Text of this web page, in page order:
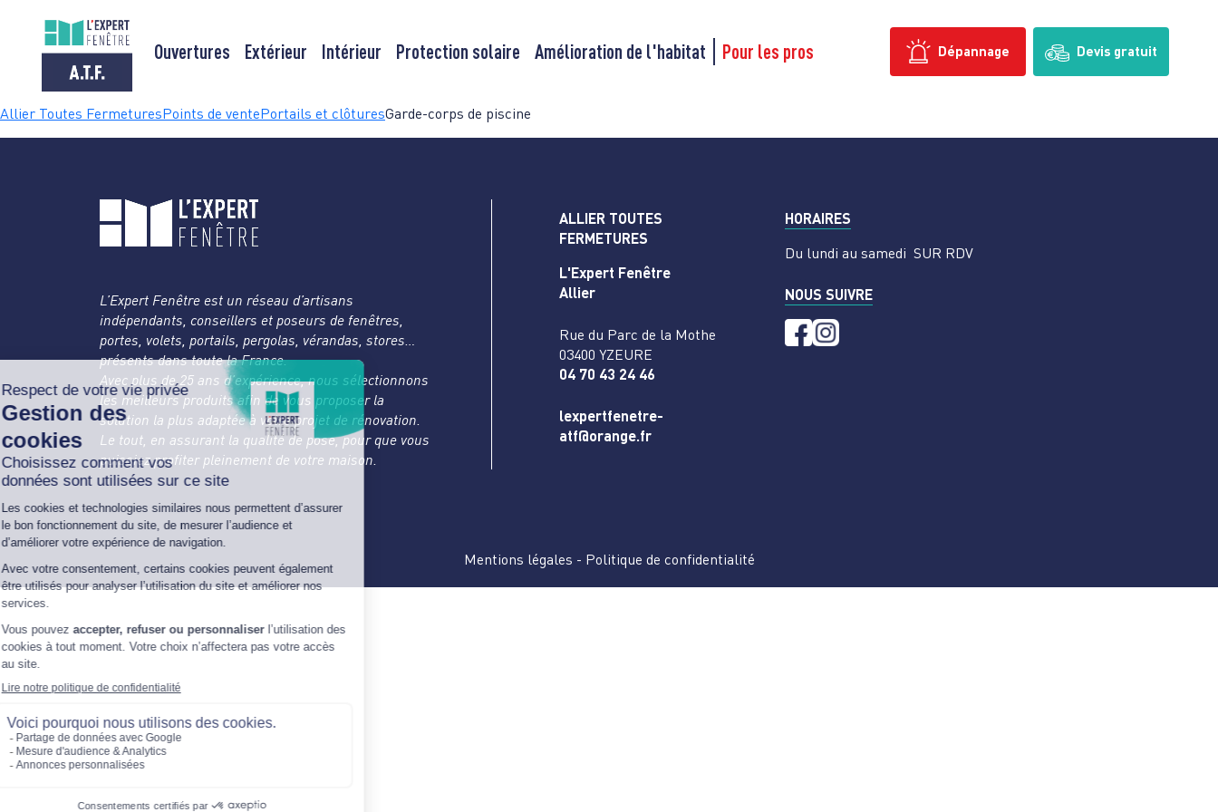
Passer
Dépannage Devis gratuit
Ouvertures Extérieur Intérieur Protection solaire Amélioration de l'habitat Pour les pros
Allier Toutes FermeturesPoints de ventePortails et clôturesGarde-corps de piscine
L’Expert Fenêtre est un réseau d’artisans
indépendants, conseillers et poseurs de fenêtres,
portes, volets, portails, pergolas, vérandas, stores…
présents dans toute la France.
Avec plus de 25 ans d’expérience, nous sélectionnons
les meilleurs produits afin de vous proposer la
solution la plus adaptée à votre projet de rénovation.
Le tout, en assurant la qualité de pose, pour que vous
puissiez profiter pleinement de votre maison.
ALLIER TOUTES
FERMETURES
L'Expert Fenêtre
Allier
Rue du Parc de la Mothe
03400 YZEURE
04 70 43 24 46
lexpertfenetre-
atf@orange.fr
HORAIRES
Du lundi au samedi SUR RDV
NOUS SUIVRE
Mentions légales - Politique de confidentialité